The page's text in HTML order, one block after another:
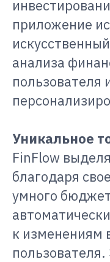
приложение
анализа
пользователя
Уникальное
FinFlow
благодаря
умного
к изменениям